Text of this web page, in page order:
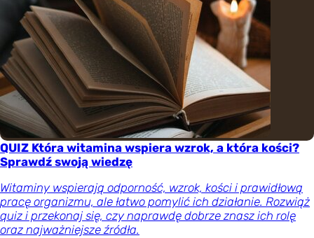
QUIZ Która witamina wspiera wzrok, a która kości?
Sprawdź swoją wiedzę
Witaminy wspierają odporność, wzrok, kości i prawidłową
pracę organizmu, ale łatwo pomylić ich działanie. Rozwiąż
quiz i przekonaj się, czy naprawdę dobrze znasz ich rolę
oraz najważniejsze źródła.